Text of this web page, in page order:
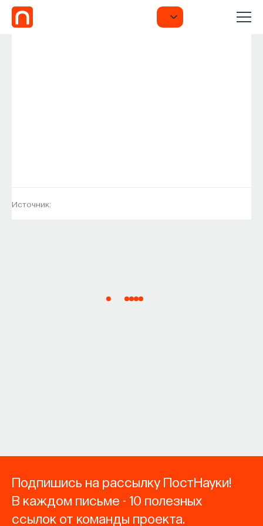
Источник:
Подпишись на рассылку ПостНауки!
В каждом письме - 10 полезных
ссылок от команды проекта.